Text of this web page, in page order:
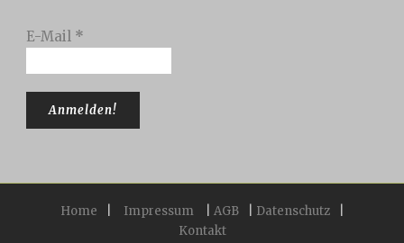
E-Mail *
Home Impressum AGB Datenschutz
Kontakt